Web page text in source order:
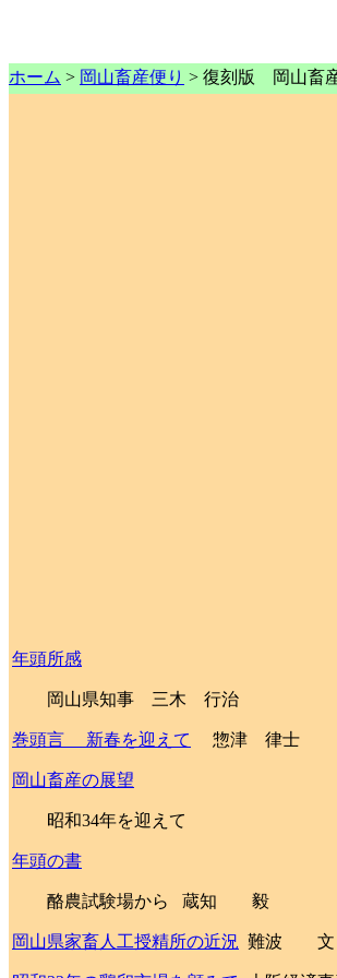
ホーム > 岡山畜産便り > 復刻版 岡山畜
年頭所感
岡山県知事 三木 行治
巻頭言 新春を迎えて 惣津 律士
岡山畜産の展望
昭和34年を迎えて
年頭の書
酪農試験場から 蔵知 毅
岡山県家畜人工授精所の近況 難波 文